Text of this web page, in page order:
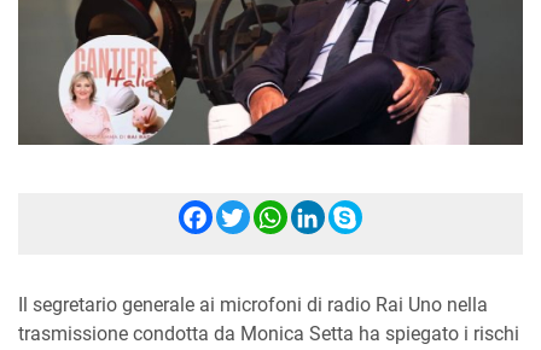
Facebook
Twitter
WhatsApp
LinkedIn
Skype
Il segretario generale ai microfoni di radio Rai Uno nella
trasmissione condotta da Monica Setta ha spiegato i rischi